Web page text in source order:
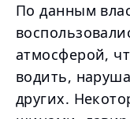
По данным
атмосферой,
водить,
других.